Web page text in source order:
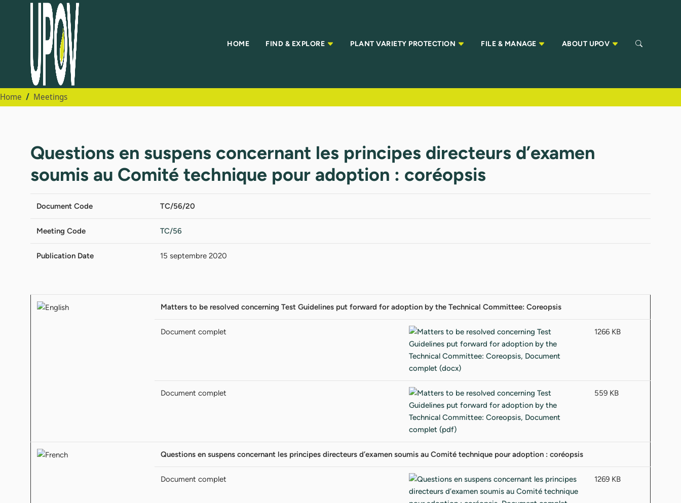
HOME FIND & EXPLORE PLANT VARIETY PROTECTION FILE & MANAGE ABOUT UPOV
Home Meetings
Questions en suspens concernant les principes directeurs d’examen
soumis au Comité technique pour adoption : coréopsis
Document Code TC/56/20
Meeting Code TC/56
Publication Date 15 septembre 2020
Matters to be resolved concerning Test Guidelines put forward for adoption by the Technical Committee: Coreopsis
Document complet 1266 KB
Document complet 559 KB
Questions en suspens concernant les principes directeurs d’examen soumis au Comité technique pour adoption : coréopsis
Document complet 1269 KB